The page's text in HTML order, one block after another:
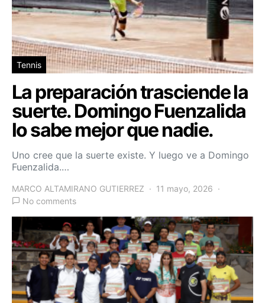
Tennis
La preparación trasciende la
suerte. Domingo Fuenzalida
lo sabe mejor que nadie.
Uno cree que la suerte existe. Y luego ve a Domingo
Fuenzalida.…
MARCO ALTAMIRANO GUTIERREZ
11 mayo, 2026
No comments